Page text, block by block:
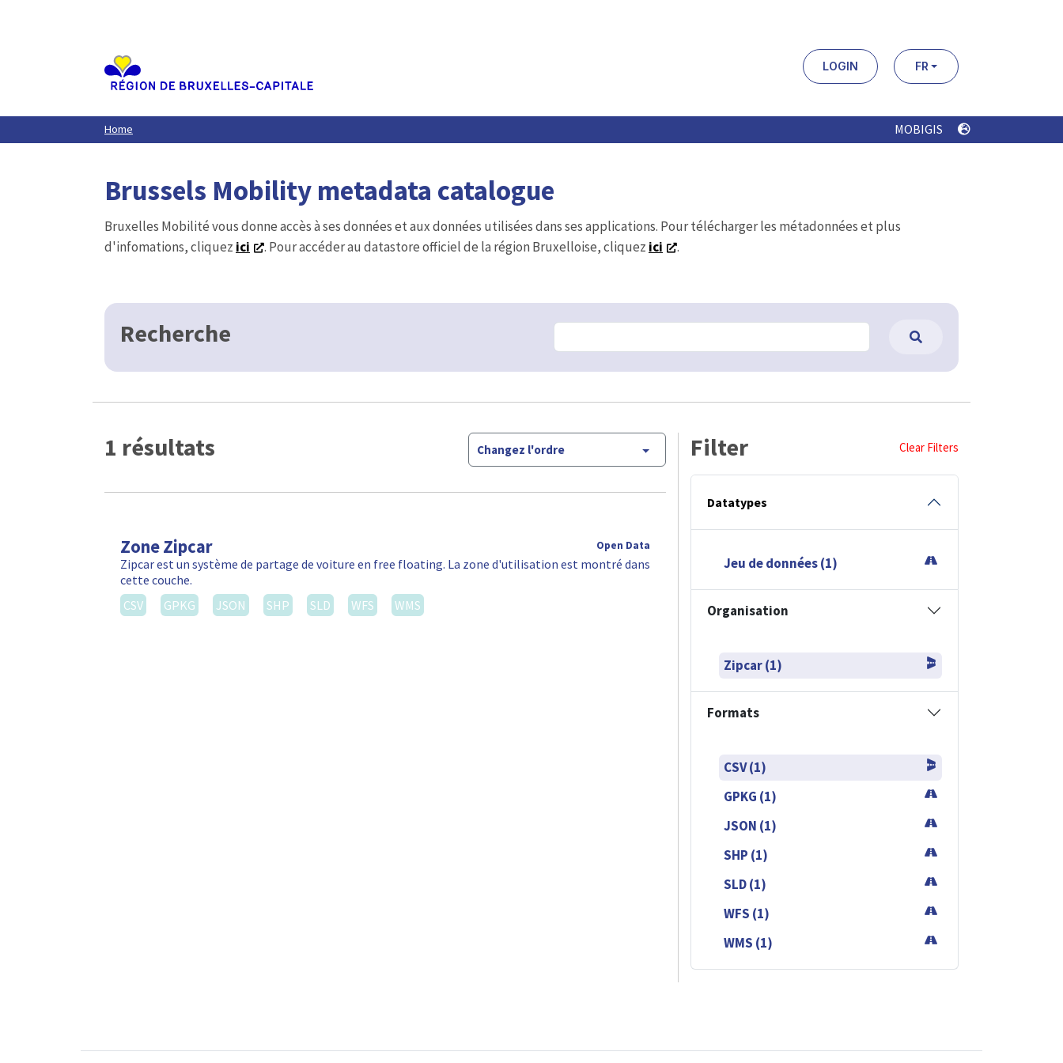
LOGIN FR
Home MOBIGIS
Brussels Mobility metadata catalogue
Bruxelles Mobilité vous donne accès à ses données et aux données utilisées dans ses applications. Pour télécharger les métadonnées et plus
d'infomations, cliquez ici . Pour accéder au datastore officiel de la région Bruxelloise, cliquez ici .
Recherche
1 résultats Changez l'ordre
Zone Zipcar Open Data
Zipcar est un système de partage de voiture en free floating. La zone d'utilisation est montré dans
cette couche.
CSV
GPKG JSON SHP SLD WFS WMS
Filter Clear Filters
Datatypes
Jeu de données (1)
Organisation
Zipcar (1)
Formats
CSV (1)
GPKG (1)
JSON (1)
SHP (1)
SLD (1)
WFS (1)
WMS (1)